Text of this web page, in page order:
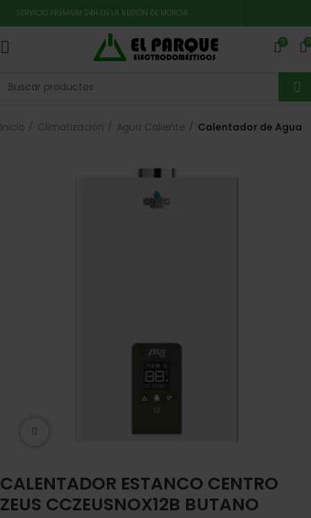
SERVICIO PREMIUM 24H EN LA REGIÓN DE MURCIA
0 0
Inicio Climatización Agua Caliente Calentador de Agua
CALENTADOR ESTANCO CENTRO
ZEUS CCZEUSNOX12B BUTANO